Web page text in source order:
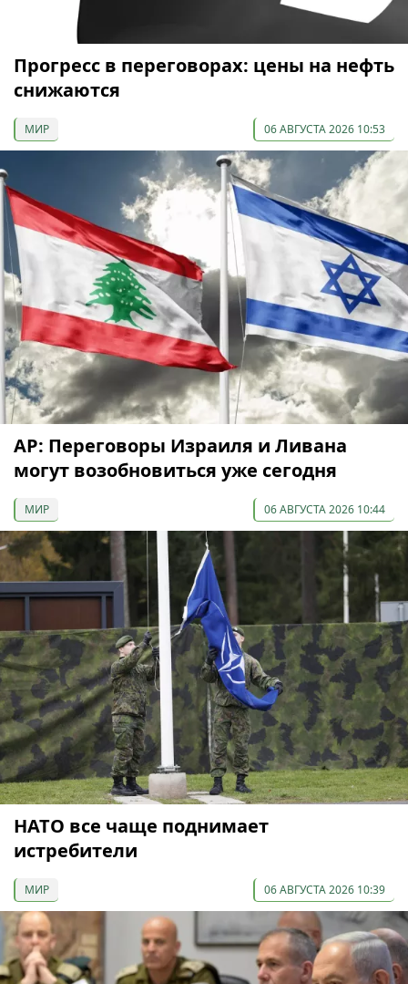
Прогресс в переговорах: цены на нефть
снижаются
МИР 06 АВГУСТА 2026 10:53
AP: Переговоры Израиля и Ливана
могут возобновиться уже сегодня
МИР 06 АВГУСТА 2026 10:44
НАТО все чаще поднимает
истребители
МИР 06 АВГУСТА 2026 10:39